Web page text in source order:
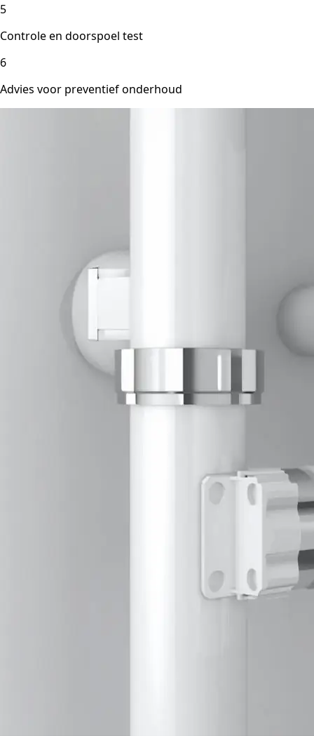
5
Controle en doorspoel test
6
Advies voor preventief onderhoud